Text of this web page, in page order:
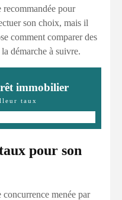
pour
son choix, mais il
comment comparer des
démarche à suivre.
immobilier
taux
pour son
menée par